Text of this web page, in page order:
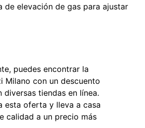
de elevación de gas para ajustar
puedes encontrar la
Milano con un descuento
diversas tiendas en línea.
esta oferta y lleva a casa
calidad a un precio más